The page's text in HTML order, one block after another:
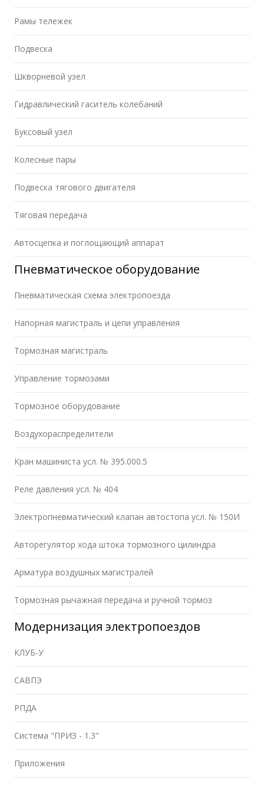
Рамы тележек
Подвеска
Шкворневой узел
Гидравлический гаситель колебаний
Буксовый узел
Колесные пары
Подвеска тягового двигателя
Тяговая передача
Автосцепка и поглощающий аппарат
Пневматическое оборудование
Пневматическая схема электропоезда
Напорная магистраль и цепи управления
Тормозная магистраль
Управление тормозами
Тормозное оборудование
Воздухораспределители
Кран машиниста усл. № 395.000.5
Реле давления усл. № 404
Электропневматический клапан автостопа усл. № 150И
Авторегулятор хода штока тормозного цилиндра
Арматура воздушных магистралей
Тормозная рычажная передача и ручной тормоз
Модернизация электропоездов
КЛУБ-У
САВПЭ
РПДА
Система "ПРИЗ - 1.3"
Приложения